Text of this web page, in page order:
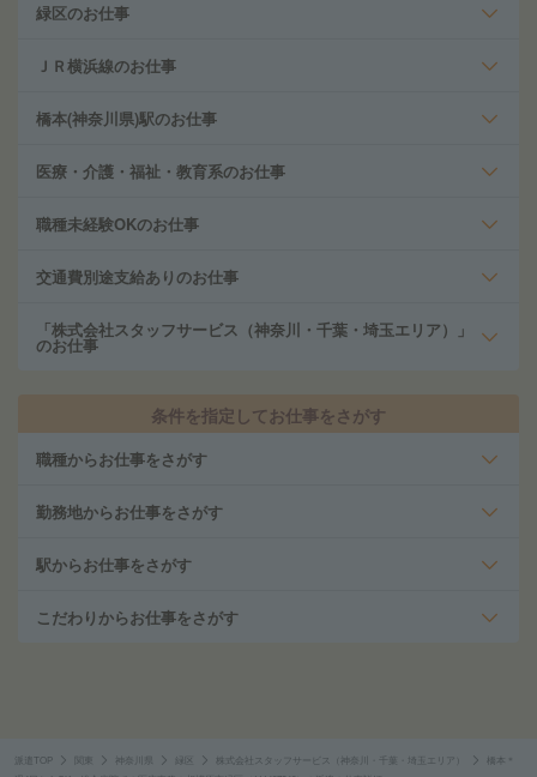
緑区のお仕事
ＪＲ横浜線のお仕事
橋本(神奈川県)駅のお仕事
医療・介護・福祉・教育系のお仕事
職種未経験OKのお仕事
交通費別途支給ありのお仕事
「株式会社スタッフサービス（神奈川・千葉・埼玉エリア）」
のお仕事
条件を指定してお仕事をさがす
職種からお仕事をさがす
勤務地からお仕事をさがす
駅からお仕事をさがす
こだわりからお仕事をさがす
派遣TOP 関東 神奈川県 緑区 株式会社スタッフサービス（神奈川・千葉・埼玉エリア）
橋本＊